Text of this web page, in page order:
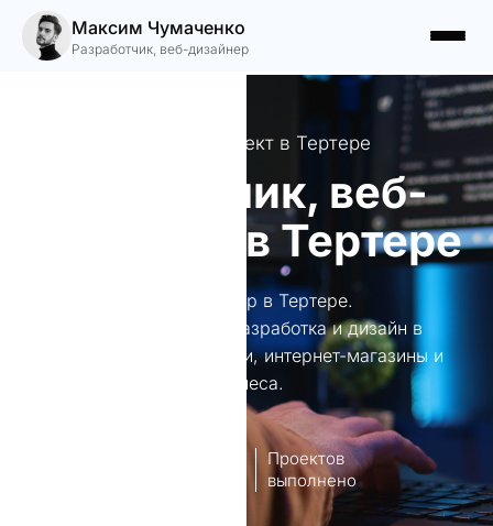
Максим Чумаченко
Разработчик, веб-дизайнер
Ваш идеальный веб-проект в Тертере
Разработчик, веб-
дизайнер в Тертере
Разработчик, веб-дизайнер в Тертере.
Профессиональная веб-разработка и дизайн в
Тертере. Создаю лендинги, интернет-магазины и
брендинг для вашего бизнеса.
Проектов
выполнено